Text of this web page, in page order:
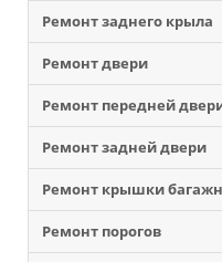
Ремонт заднего крыла
Ремонт двери
Ремонт передней
Ремонт задней двери
Ремонт крышки
Ремонт порогов